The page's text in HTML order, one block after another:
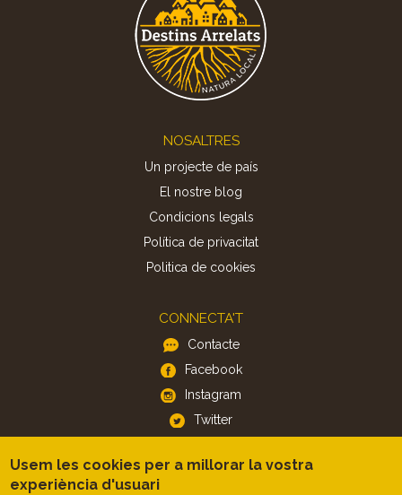
NOSALTRES
Un projecte de país
El nostre blog
Condicions legals
Política de privacitat
Politica de cookies
CONNECTA'T
Contacte
Facebook
Instagram
Twitter
APP
Usem les cookies per a millorar la vostra
experiència d'usuari